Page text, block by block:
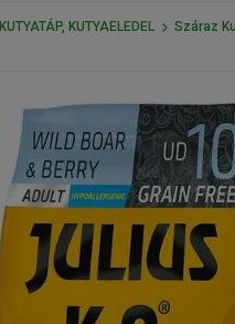
KUTYATÁP, KUTYAELEDEL Száraz